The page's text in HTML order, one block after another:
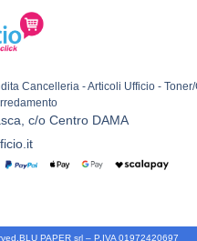
Cancelleria - Articoli Ufficio -
c/o Centro DAMA
BLU PAPER srl – P.IVA 01972420697